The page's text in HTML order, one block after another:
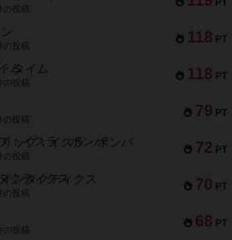
PT
の投稿
118 PT
の投稿
118 PT
タイム
の投稿
79 PT
の投稿
72 PT
ップ：イスラ・ボンバ
の投稿
70 PT
ンタクティクス
の投稿
68 PT
の投稿